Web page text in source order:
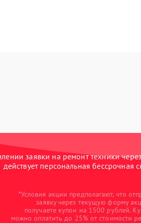
заявки на ремонт техники
действует персональная бессрочная
*Условия акции предполагают, что
заявку через текущую форму
получаете купон на 1500 рублей.
можно оплатить до 25% от стоимости